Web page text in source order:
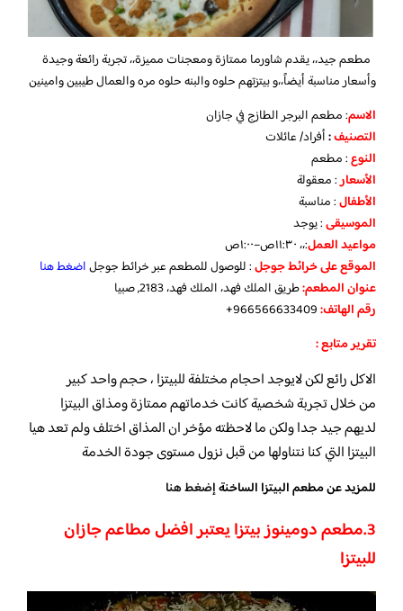
مطعم جيد،، يقدم شاورما ممتازة ومعجنات مميزة،، تجربة رائعة وجيدة
وأسعار مناسبة أيضاً،،و بيتزتهم حلوه والبنه حلوه مره والعمال طيبين وامينين
الاسم: مطعم البرجر الطازج في جازان
التصنيف:أفراد/ عائلات
النوع: مطعم
الأسعار: معقولة
الأطفال: مناسبة
الموسيقى: يوجد
مواعيدالعمل:،، ١١:٣٠ص–١:٠٠ص
الموقععلىخرائطجوجل: للوصول للمطعم عبر خرائط جوجلاضغط هنا
عنوان المطعم:طريق الملك فهد، الملك فهد، 2183, صبيا
رقم الهاتف:
تقرير متابع :
الاكل رائع لكن لايوجد احجام مختلفة للبيتزا ، حجم واحد كبير
من خلال تجربة شخصية كانت خدماتهم ممتازة ومذاق البيتزا
لديهم جيد جدا ولكن ما لاحظته مؤخر ان المذاق اختلف ولم تعد هيا
البيتزا التي كنا نتناولها من قبل نزول مستوى جودة الخدمة
للمزيد عن مطعم البيتزا الساخنةإضغط هنا
3.مطعم دومينوز بيتزا يعتبر افضل مطاعم جازان
للبيتزا